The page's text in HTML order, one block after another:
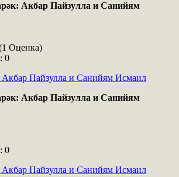
Акбар Пайзулла и Санийям
Оценка)
0
Акбар Пайзулла и Санийям
0